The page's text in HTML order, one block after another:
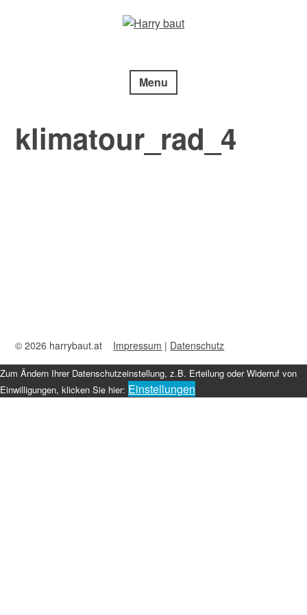
Menu
klimatour_rad_4
© 2026 harrybaut.at Impressum | Datenschutz
Zum Ändern Ihrer Datenschutzeinstellung, z.B. Erteilung oder Widerruf von
Einwilligungen, klicken Sie hier: Einstellungen